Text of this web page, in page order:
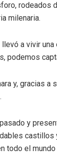
rodeados
milenaria.
a vivir
podemos
y, gracias a
y
todo el